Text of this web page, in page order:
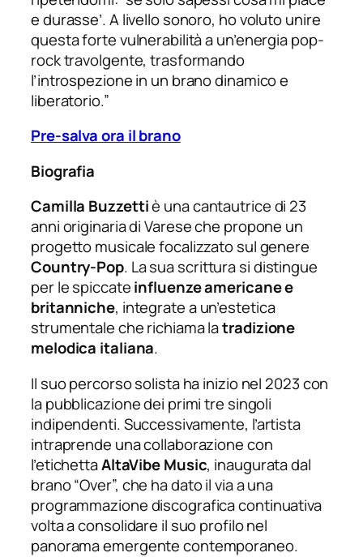
e durasse’. A livello sonoro, ho voluto unire
questa forte vulnerabilità a un’energia pop-
rock travolgente, trasformando
l’introspezione in un brano dinamico e
liberatorio.”
Pre-salva ora il brano
Biografia
Camilla Buzzettiè una cantautrice di 23
anni originaria di Varese che propone un
progetto musicale focalizzato sul genere
Country-Pop. La sua scrittura si distingue
per le spiccateinfluenze americane e
britanniche, integrate a un’estetica
strumentale che richiama latradizione
melodica italiana.
Il suo percorso solista ha inizio nel 2023 con
la pubblicazione dei primi tre singoli
indipendenti. Successivamente, l’artista
intraprende una collaborazione con
l’etichettaAltaVibe Music, inaugurata dal
brano “Over”, che ha dato il via a una
programmazione discografica continuativa
volta a consolidare il suo profilo nel
panorama emergente contemporaneo.